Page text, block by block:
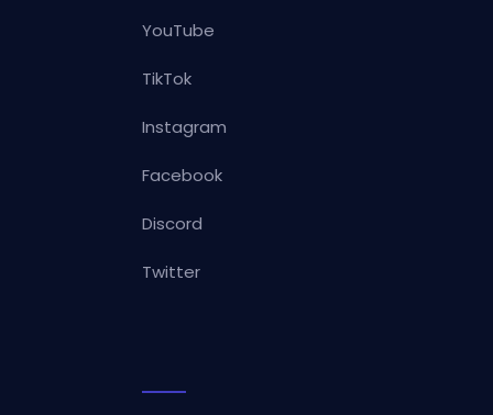
YouTube
TikTok
Instagram
Facebook
Discord
Twitter